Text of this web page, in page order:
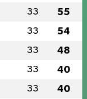
33 55
33 54
33 48
33 40
33 40